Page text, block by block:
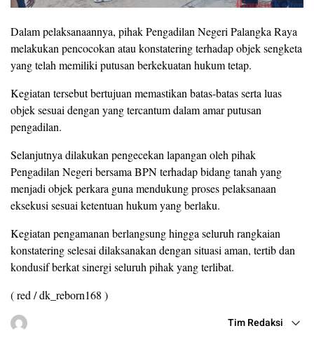
Dalam pelaksanaannya, pihak Pengadilan Negeri Palangka Raya
melakukan pencocokan atau konstatering terhadap objek sengketa
yang telah memiliki putusan berkekuatan hukum tetap.
Kegiatan tersebut bertujuan memastikan batas-batas serta luas
objek sesuai dengan yang tercantum dalam amar putusan
pengadilan.
Selanjutnya dilakukan pengecekan lapangan oleh pihak
Pengadilan Negeri bersama BPN terhadap bidang tanah yang
menjadi objek perkara guna mendukung proses pelaksanaan
eksekusi sesuai ketentuan hukum yang berlaku.
Kegiatan pengamanan berlangsung hingga seluruh rangkaian
konstatering selesai dilaksanakan dengan situasi aman, tertib dan
kondusif berkat sinergi seluruh pihak yang terlibat.
( red / dk_reborn168 )
Tim Redaksi